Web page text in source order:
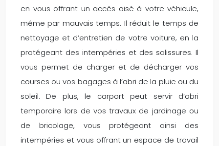
en vous offrant un accès aisé à votre véhicule,
même par mauvais temps. Il réduit le temps de
nettoyage et d’entretien de votre voiture, en la
protégeant des intempéries et des salissures. Il
vous permet de charger et de décharger vos
courses ou vos bagages à l’abri de la pluie ou du
soleil. De plus, le carport peut servir d’abri
temporaire lors de vos travaux de jardinage ou
de bricolage, vous protégeant ainsi des
intempéries et vous offrant un espace de travail